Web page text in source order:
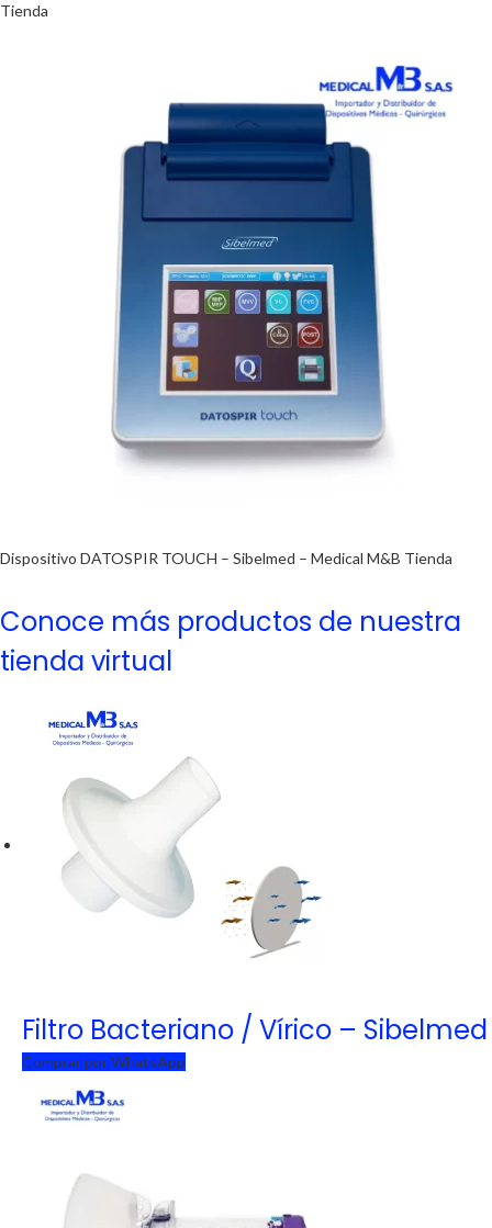
Tienda
Dispositivo DATOSPIR TOUCH – Sibelmed – Medical M&B Tienda
Conoce más productos de nuestra
tienda virtual
Filtro Bacteriano / Vírico – Sibelmed
Comprar por WhatsApp